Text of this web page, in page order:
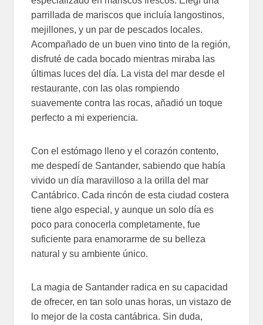
parrillada de mariscos que incluía langostinos,
mejillones, y un par de pescados locales.
Acompañado de un buen vino tinto de la región,
disfruté de cada bocado mientras miraba las
últimas luces del día. La vista del mar desde el
restaurante, con las olas rompiendo
suavemente contra las rocas, añadió un toque
perfecto a mi experiencia.
Con el estómago lleno y el corazón contento,
me despedí de Santander, sabiendo que había
vivido un día maravilloso a la orilla del mar
Cantábrico. Cada rincón de esta ciudad costera
tiene algo especial, y aunque un solo día es
poco para conocerla completamente, fue
suficiente para enamorarme de su belleza
natural y su ambiente único.
La magia de Santander radica en su capacidad
de ofrecer, en tan solo unas horas, un vistazo de
lo mejor de la costa cantábrica. Sin duda,